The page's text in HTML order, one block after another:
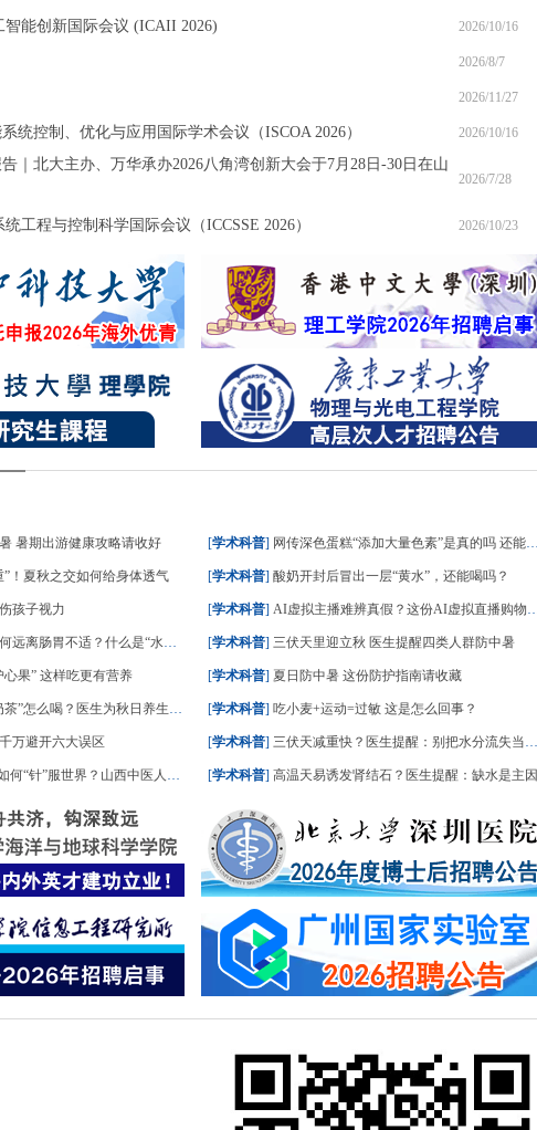
智能创新国际会议 (ICAII 2026) 2026/10/16
2026/8/7
2026/11/27
统控制、优化与应用国际学术会议（ISCOA 2026） 2026/10/16
｜北大主办、万华承办2026八角湾创新大会于7月28日-30日在山
2026/7/28
工程与控制科学国际会议（ICCSSE 2026） 2026/10/23
暑期出游健康攻略请收好
”！夏秋之交如何给身体透气
孩子视力
胃不适？什么是“水土不服”？一文了解
心果” 这样吃更有营养
么喝？医生为秋日养生饮食划重点
万避开六大误区
“针”服世界？山西中医人这样答
[学术科普] 网传深色蛋糕“添加大量色素”是真的吗 还能不能吃？
[学术科普] 酸奶开封后冒出一层“黄水”，还能喝吗？
[学术科普] AI虚拟主播难辨真假？这份AI虚拟直播购物指南请收好
[学术科普] 三伏天里迎立秋 医生提醒四类人群防中暑
[学术科普] 夏日防中暑 这份防护指南请收藏
[学术科普] 吃小麦+运动=过敏 这是怎么回事？
[学术科普] 三伏天减重快？医生提醒：别把水分流失当成减脂
[学术科普] 高温天易诱发肾结石？医生提醒：缺水是主因